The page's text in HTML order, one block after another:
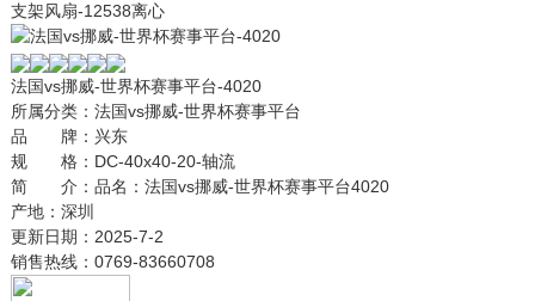
支架风扇-12538离心
法国vs挪威-世界杯赛事平台-4020
所属分类： 法国vs挪威-世界杯赛事平台
品 牌： 兴东
规 格： DC-40x40-20-轴流
简 介： 品名：法国vs挪威-世界杯赛事平台4020
产地：深圳
更新日期： 2025-7-2
销售热线： 0769-83660708